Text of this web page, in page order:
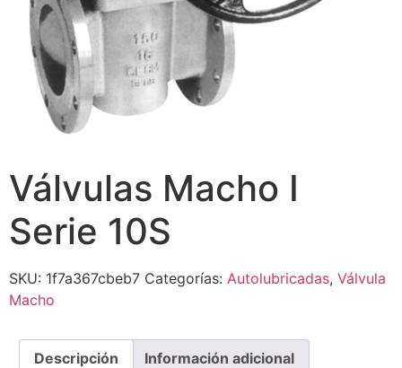
Válvulas Macho I
Serie 10S
SKU: 1f7a367cbeb7 Categorías: Autolubricadas, Válvula
Macho
Descripción Información adicional